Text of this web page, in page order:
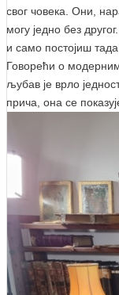
свог човека. Они,
могу једно без
и само постојиш
Говорећи о
љубав је врло
прича, она се